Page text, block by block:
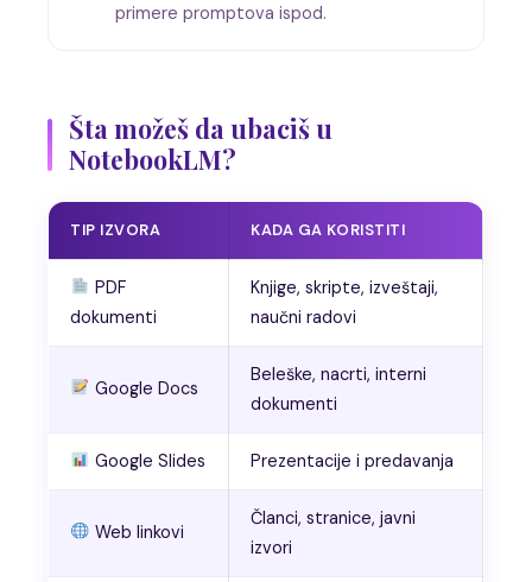
primere promptova ispod.
Šta možeš da ubaciš u
NotebookLM?
TIP IZVORA KADA GA KORISTITI
PDF
dokumenti
Knjige, skripte, izveštaji,
naučni radovi
Google Docs
Beleške, nacrti, interni
dokumenti
Google Slides Prezentacije i predavanja
Web linkovi
Članci, stranice, javni
izvori